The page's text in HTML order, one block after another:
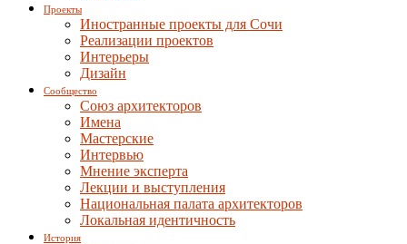
Проекты
Иностранные проекты для Сочи
Реализации проектов
Интерьеры
Дизайн
Сообщество
Союз архитекторов
Имена
Мастерские
Интервью
Мнение эксперта
Лекции и выступления
Национальная палата архитекторов
Локальная идентичность
История